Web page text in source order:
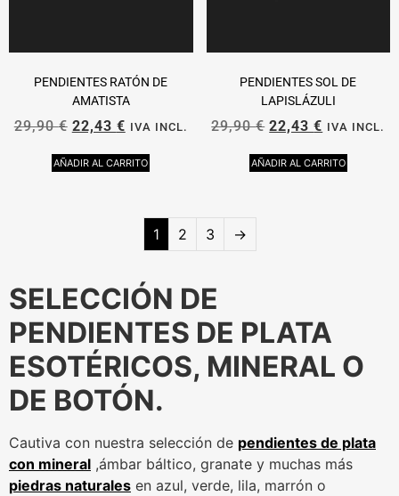
PENDIENTES RATÓN DE
AMATISTA
29,90€ 22,43 € IVA INCL.
AÑADIR AL CARRITO
PENDIENTES SOL DE
LAPISLÁZULI
29,90€ 22,43€ IVA INCL.
AÑADIR AL CARRITO
1 2 3 →
SELECCIÓN DE
PENDIENTES DE PLATA
ESOTÉRICOS, MINERAL O
DE BOTÓN.
Cautiva con nuestra selección de pendientes de plata
con mineral ,ámbar báltico, granate y muchas más
piedras naturales en azul, verde, lila, marrón o